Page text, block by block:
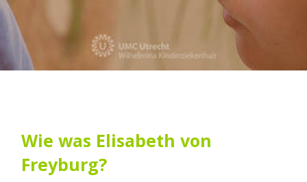
Wie was Elisabeth von
Freyburg?